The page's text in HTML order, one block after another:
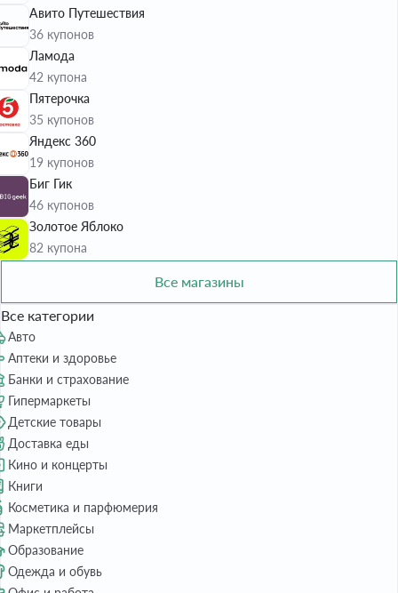
Авито Путешествия
36 купонов
Ламода
42 купона
Пятерочка
35 купонов
Яндекс 360
19 купонов
Биг Гик
46 купонов
Золотое Яблоко
82 купона
Все магазины
Все категории
Авто
Аптеки и здоровье
Банки и страхование
Гипермаркеты
Детские товары
Доставка еды
Кино и концерты
Книги
Косметика и парфюмерия
Маркетплейсы
Образование
Одежда и обувь